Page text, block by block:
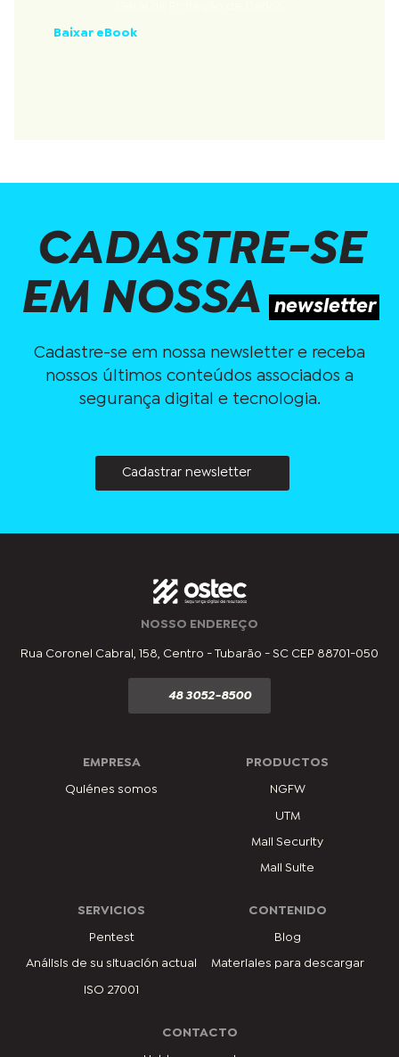
Baixar eBook
CADASTRE-SE
EM NOSSA newsletter
Cadastre-se em nossa newsletter e receba
nossos últimos conteúdos associados a
segurança digital e tecnologia.
Cadastrar newsletter
NOSSO ENDEREÇO
Rua Coronel Cabral, 158, Centro - Tubarão - SC CEP 88701-050
48 3052-8500
EMPRESA
Quiénes somos
PRODUCTOS
NGFW
UTM
Mail Security
Mail Suite
SERVICIOS
Pentest
Análisis de su situación actual
ISO 27001
CONTENIDO
Blog
Materiales para descargar
CONTACTO